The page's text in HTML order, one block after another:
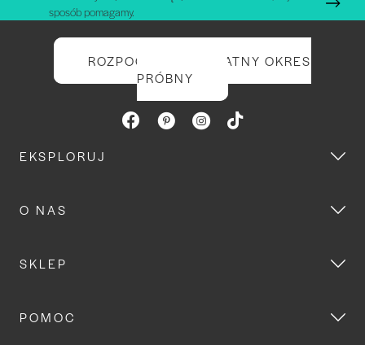
sposób pomagamy.
ROZPOCZNIJ BEZPŁATNY OKRES
PRÓBNY
EKSPLORUJ
O NAS
SKLEP
POMOC